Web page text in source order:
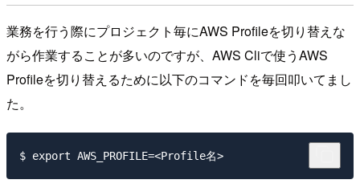
業務を行う際にプロジェクト毎にAWS Profileを切り替えな
がら作業することが多いのですが、AWS Cliで使うAWS
Profileを切り替えるために以下のコマンドを毎回叩いてまし
た。